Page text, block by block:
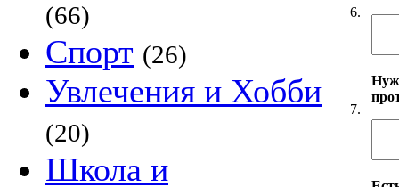
(66)
Спорт (26)
Увлечения и Хобби
(20)
Школа и
6.
7.